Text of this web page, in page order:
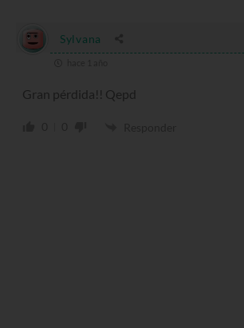
Sylvana
Gran pérdida!! Qepd